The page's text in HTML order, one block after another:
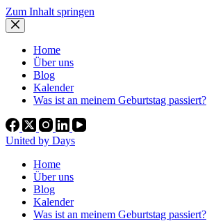
Zum Inhalt springen
Home
Über uns
Blog
Kalender
Was ist an meinem Geburtstag passiert?
United by Days
Home
Über uns
Blog
Kalender
Was ist an meinem Geburtstag passiert?